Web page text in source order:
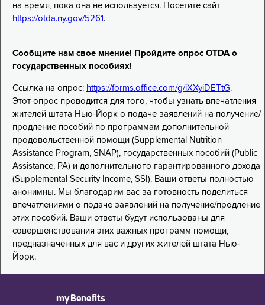
на время, пока она не используется. Посетите сайт
https://otda.ny.gov/5261 .
Сообщите нам свое мнение! Пройдите опрос OTDA о
государственных пособиях!
Ссылка на опрос: https://forms.office.com/g/iXXyiDETtG.
Этот опрос проводится для того, чтобы узнать впечатления
жителей штата Нью-Йорк о подаче заявлений на получение/
продление пособий по программам дополнительной
продовольственной помощи (Supplemental Nutrition
Assistance Program, SNAP), государственных пособий (Public
Assistance, PA) и дополнительного гарантированного дохода
(Supplemental Security Income, SSI). Ваши ответы полностью
анонимны. Мы благодарим вас за готовность поделиться
впечатлениями о подаче заявлений на получение/продление
этих пособий. Ваши ответы будут использованы для
совершенствования этих важных программ помощи,
предназначенных для вас и других жителей штата Нью-
Йорк.
myBenefits